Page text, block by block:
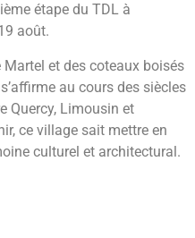
étape du TDL à
août.
et des coteaux boisés
au cours des siècles
Quercy, Limousin et
ce village sait mettre en
culturel et architectural.